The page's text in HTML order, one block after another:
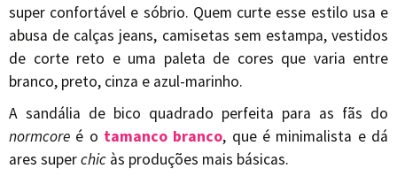
super confortável e sóbrio. Quem curte esse estilo usa e
abusa de calças jeans, camisetas sem estampa, vestidos
de corte reto e uma paleta de cores que varia entre
branco, preto, cinza e azul-marinho.
A sandália de bico quadrado perfeita para as fãs do
normcore é o tamanco branco, que é minimalista e dá
ares superchic às produções mais básicas.